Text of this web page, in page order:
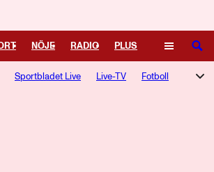
NÖJE RADIO PLUS
KULTUR LEDARE
SÖK
Sportbladet Live Live-TV Fotboll